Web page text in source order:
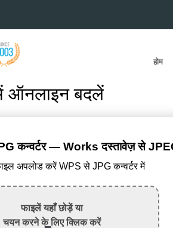
होम
ऑनलाइन बदलें
कन्वर्टर — Works दस्तावेज़ से
अपलोड करें WPS से JPG कन्वर्टर में
फाइलें यहाँ छोड़ें या
चयन करने के लिए क्लिक करें